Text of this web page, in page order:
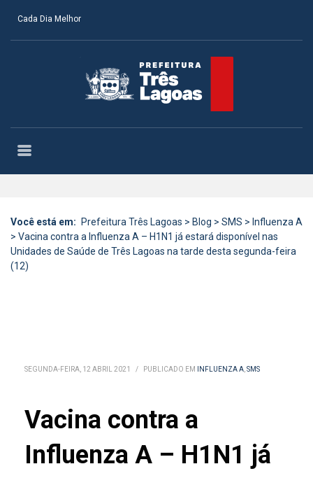
Cada Dia Melhor
Você está em: Prefeitura Três Lagoas > Blog > SMS > Influenza A
> Vacina contra a Influenza A – H1N1 já estará disponível nas
Unidades de Saúde de Três Lagoas na tarde desta segunda-feira
(12)
SEGUNDA-FEIRA, 12 ABRIL 2021 / PUBLICADO EM INFLUENZA A,SMS
Vacina contra a
Influenza A – H1N1 já